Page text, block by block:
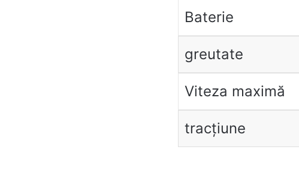
Baterie
greutate
Viteza maximă
tracțiune